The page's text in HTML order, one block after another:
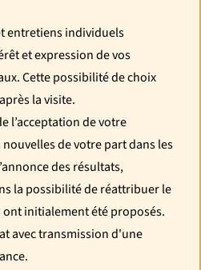
entretiens individuels
et expression de vos
Cette possibilité de choix
la visite.
l’acceptation de votre
de votre part dans les
des résultats,
la possibilité de réattribuer le
initialement été proposés.
avec transmission d'une